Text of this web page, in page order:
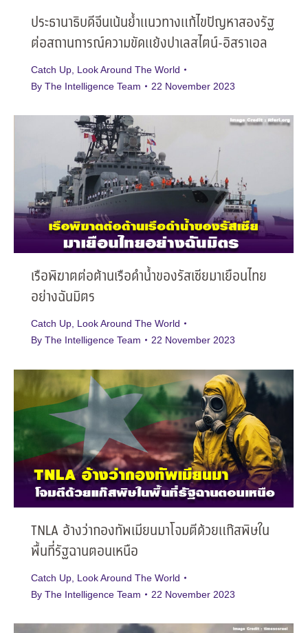
ประธานาธิบดีจีนเน้นย้ำแนวทางแก้ไขปัญหาสองรัฐ
ต่อสถานการณ์ความขัดแย้งปาเลสไตน์-อิสราเอล
Catch Up, Look Around The World
By The Intelligence Team 22 November 2023
เรือพิฆาตต่อต้านเรือดำน้ำของรัสเซียมาเยือนไทย
อย่างฉันมิตร
Catch Up, Look Around The World
By The Intelligence Team 22 November 2023
TNLA อ้างว่ากองทัพเมียนมาโจมตีด้วยแก๊สพิษใน
พื้นที่รัฐฉานตอนเหนือ
Catch Up, Look Around The World
By The Intelligence Team 22 November 2023